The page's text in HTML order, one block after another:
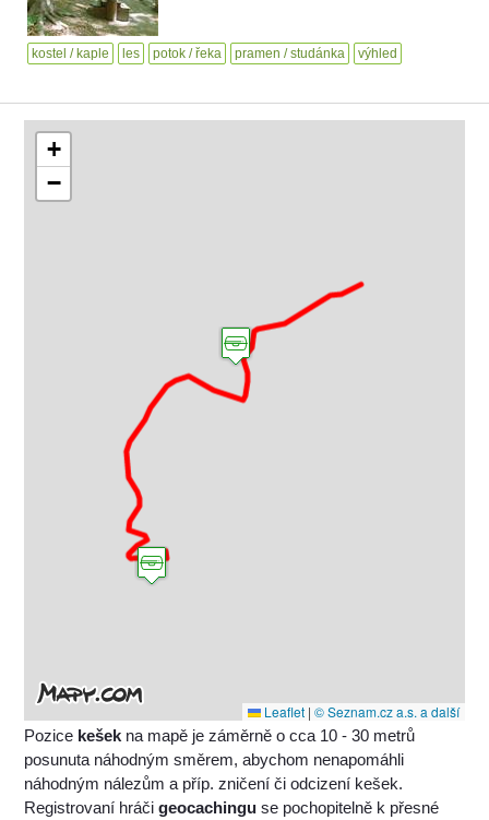
kostel / kaple les potok / řeka pramen / studánka výhled
+
−
Leaflet | © Seznam.cz a.s. a další
Pozice kešek na mapě je záměrně o cca 10 - 30 metrů
posunuta náhodným směrem, abychom nenapomáhli
náhodným nálezům a příp. zničení či odcizení kešek.
Registrovaní hráčigeocachingu se pochopitelně k přesné